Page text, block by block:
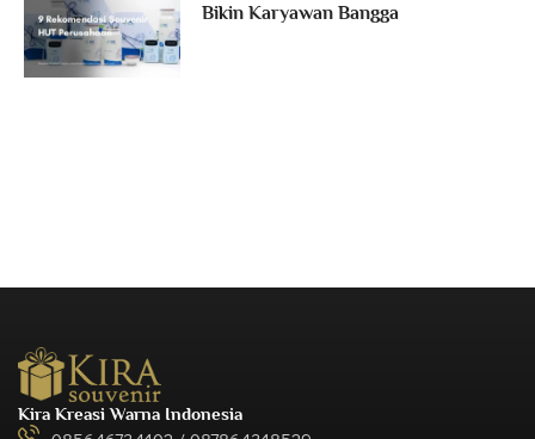
Bikin Karyawan Bangga
Kira Kreasi Warna Indonesia